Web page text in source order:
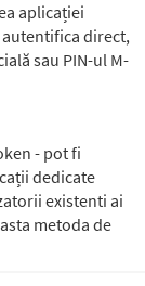
aplicației
autentifica direct,
sau PIN-ul M-
- pot fi
dedicate
existenti ai
metoda de